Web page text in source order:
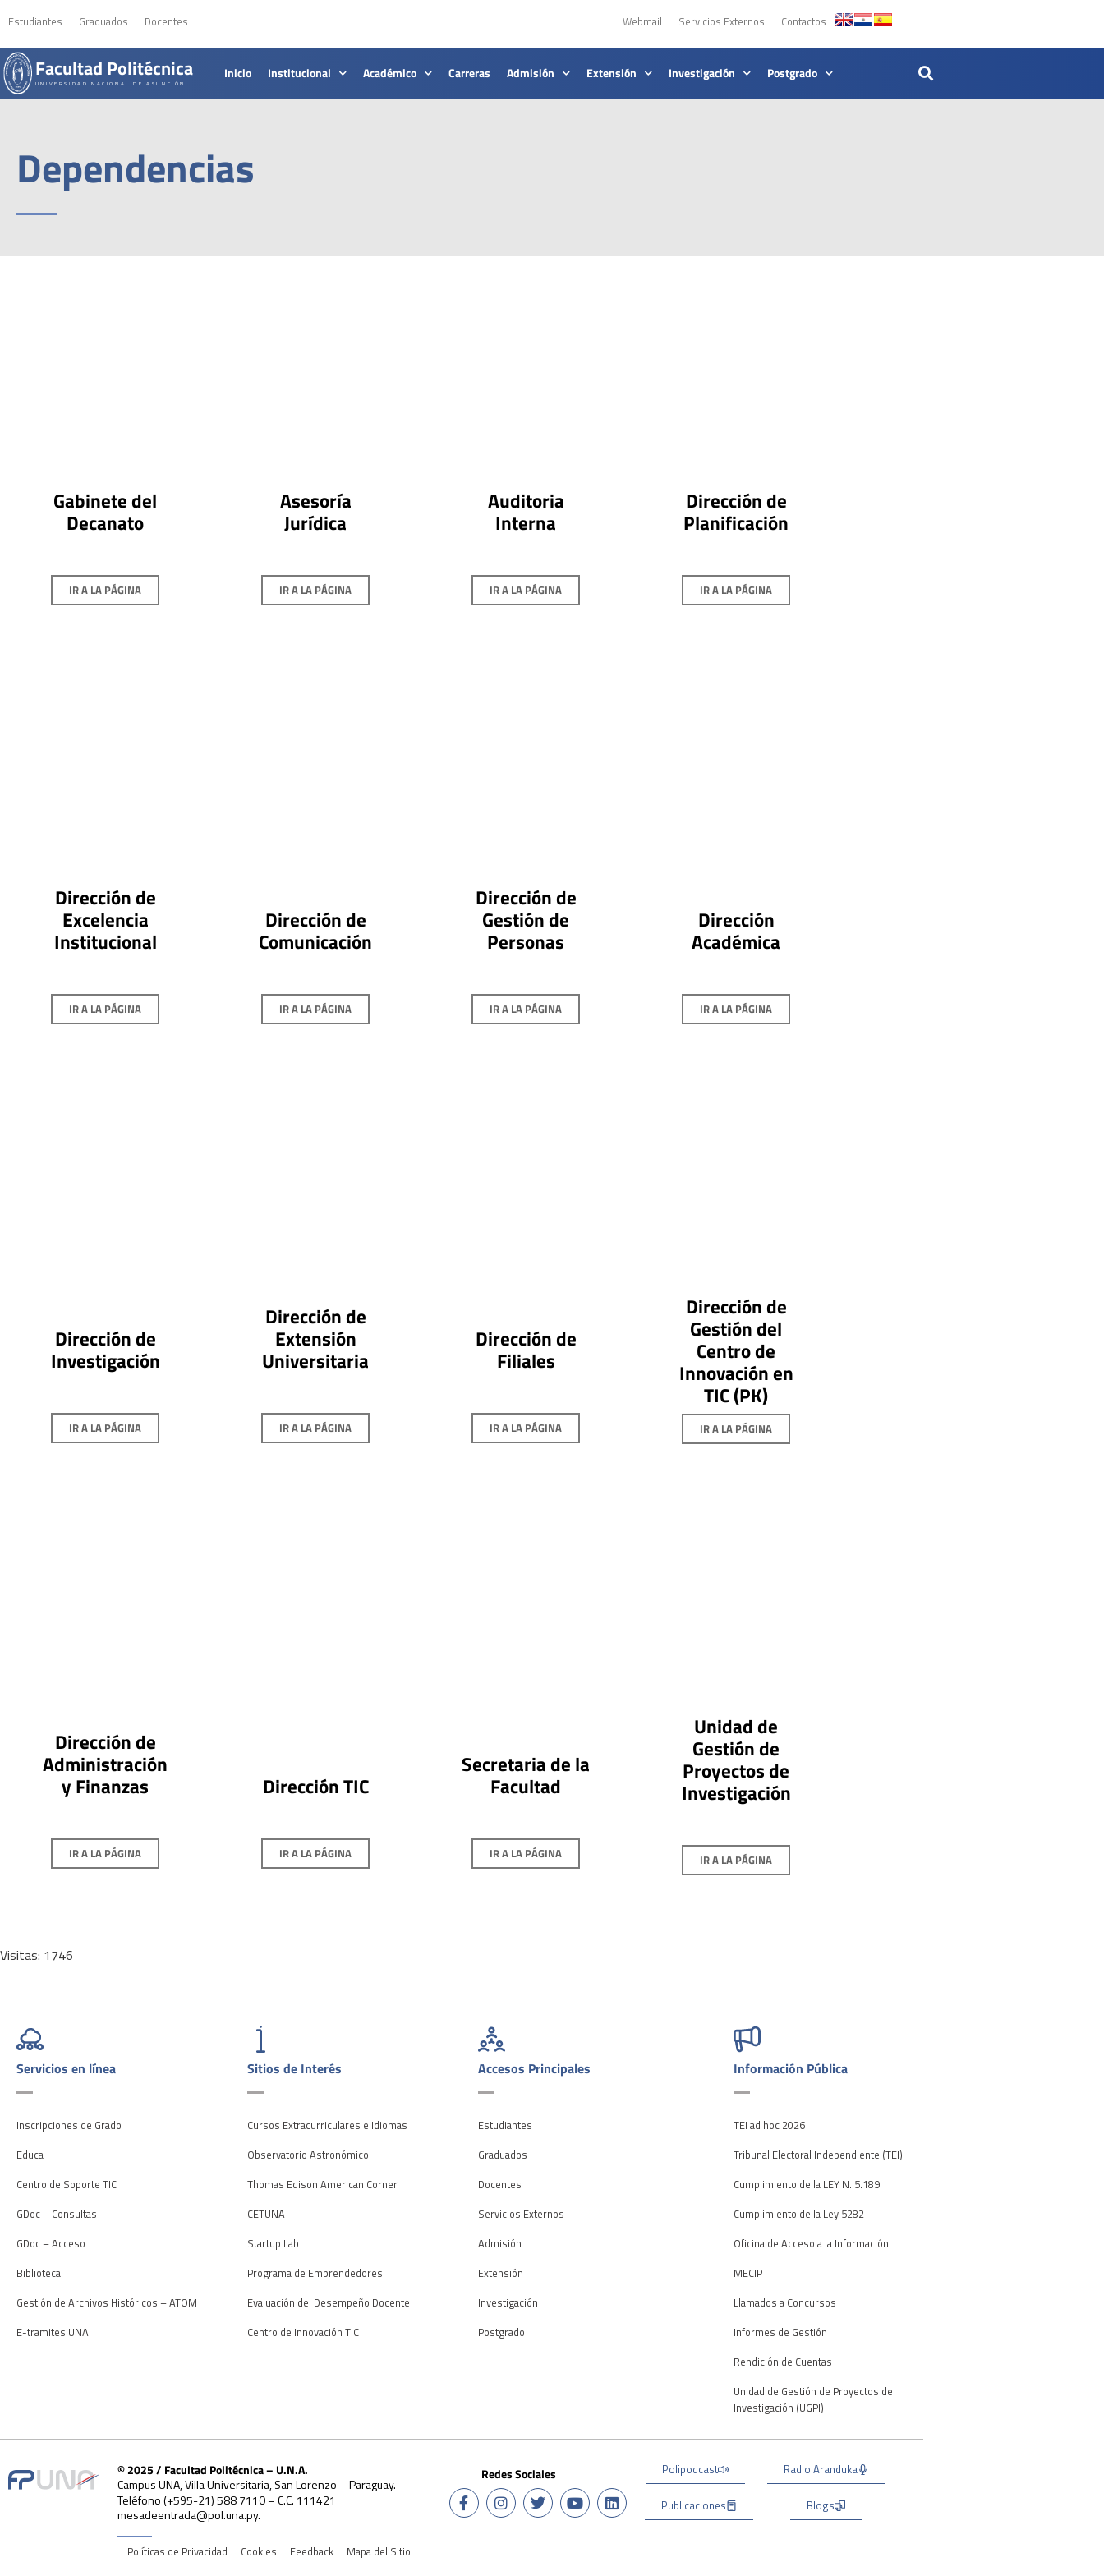
Estudiantes Graduados Docentes Webmail Servicios Externos Contactos
Facultad Politécnica
UNIVERSIDAD NACIONAL DE ASUNCIÓN
Inicio Institucional Académico Carreras Admisión Extensión Investigación Postgrado
Dependencias
Gabinete del
Decanato
IR A LA PÁGINA
Asesoría
Jurídica
IR A LA PÁGINA
Auditoria
Interna
IR A LA PÁGINA
Dirección de
Planificación
IR A LA PÁGINA
Dirección de
Excelencia
Institucional
IR A LA PÁGINA
Dirección de
Comunicación
IR A LA PÁGINA
Dirección de
Gestión de
Personas
IR A LA PÁGINA
Dirección
Académica
IR A LA PÁGINA
Dirección de
Investigación
IR A LA PÁGINA
Dirección de
Extensión
Universitaria
IR A LA PÁGINA
Dirección de
Filiales
IR A LA PÁGINA
Dirección de
Gestión del
Centro de
Innovación en
TIC (PK)
IR A LA PÁGINA
Dirección de
Administración
y Finanzas
IR A LA PÁGINA
Dirección TIC
IR A LA PÁGINA
Secretaria de la
Facultad
IR A LA PÁGINA
Unidad de
Gestión de
Proyectos de
Investigación
IR A LA PÁGINA
Visitas: 1746
Servicios en línea
Inscripciones de Grado
Educa
Centro de Soporte TIC
GDoc – Consultas
GDoc – Acceso
Biblioteca
Gestión de Archivos Históricos – ATOM
E-tramites UNA
Sitios de Interés
Cursos Extracurriculares e Idiomas
Observatorio Astronómico
Thomas Edison American Corner
CETUNA
Startup Lab
Programa de Emprendedores
Evaluación del Desempeño Docente
Centro de Innovación TIC
Accesos Principales
Estudiantes
Graduados
Docentes
Servicios Externos
Admisión
Extensión
Investigación
Postgrado
Información Pública
TEI ad hoc 2026
Tribunal Electoral Independiente (TEI)
Cumplimiento de la LEY N. 5.189
Cumplimiento de la Ley 5282
Oficina de Acceso a la Información
MECIP
Llamados a Concursos
Informes de Gestión
Rendición de Cuentas
Unidad de Gestión de Proyectos de
Investigación (UGPI)
© 2025 / Facultad Politécnica – U.N.A.
Campus UNA, Villa Universitaria, San Lorenzo – Paraguay.
Teléfono (+595-21) 588 7110 – C.C. 111421
mesadeentrada@pol.una.py.
Políticas de Privacidad Cookies Feedback Mapa del Sitio
Redes Sociales Polipodcast
Publicaciones
Radio Aranduka
Blogs